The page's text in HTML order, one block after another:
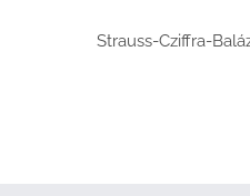
Strauss-Cziffra-